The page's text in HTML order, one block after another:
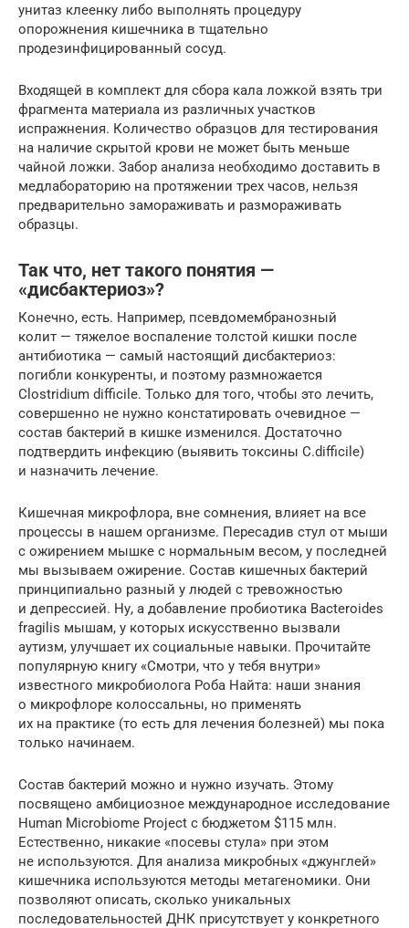
унитаз клеенку либо выполнять процедуру
опорожнения кишечника в тщательно
продезинфицированный сосуд.
Входящей в комплект для сбора кала ложкой взять три
фрагмента материала из различных участков
испражнения. Количество образцов для тестирования
на наличие скрытой крови не может быть меньше
чайной ложки. Забор анализа необходимо доставить в
медлабораторию на протяжении трех часов, нельзя
предварительно замораживать и размораживать
образцы.
Так что, нет такого понятия —
«дисбактериоз»?
Конечно, есть. Например, псевдомембранозный
колит — тяжелое воспаление толстой кишки после
антибиотика — самый настоящий дисбактериоз:
погибли конкуренты, и поэтому размножается
Clostridium difficile. Только для того, чтобы это лечить,
совершенно не нужно констатировать очевидное —
состав бактерий в кишке изменился. Достаточно
подтвердить инфекцию (выявить токсины C.difficile)
и назначить лечение.
Кишечная микрофлора, вне сомнения, влияет на все
процессы в нашем организме. Пересадив стул от мыши
с ожирением мышке с нормальным весом, у последней
мы вызываем ожирение. Состав кишечных бактерий
принципиально разный у людей с тревожностью
и депрессией. Ну, а добавление пробиотика Bacteroides
fragilis мышам, у которых искусственно вызвали
аутизм, улучшает их социальные навыки. Прочитайте
популярную книгу «Смотри, что у тебя внутри»
известного микробиолога Роба Найта: наши знания
о микрофлоре колоссальны, но применять
их на практике (то есть для лечения болезней) мы пока
только начинаем.
Состав бактерий можно и нужно изучать. Этому
посвящено амбициозное международное исследование
Human Microbiome Project с бюджетом $115 млн.
Естественно, никакие «посевы стула» при этом
не используются. Для анализа микробных «джунглей»
кишечника используются методы метагеномики. Они
позволяют описать, сколько уникальных
последовательностей ДНК присутствует у конкретного